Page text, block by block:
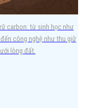
carbon: từ sinh học như
công nghệ như thu giữ
lòng đất.